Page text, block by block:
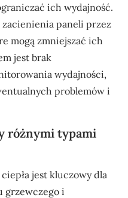
ich wydajność.
zacienienia paneli przez
mogą zmniejszać ich
jest brak
wydajności,
problemów i
różnymi typami
jest kluczowy dla
grzewczego i